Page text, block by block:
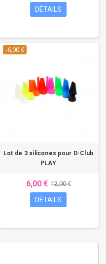
DÉTAILS
-6,00 €
Lot de 3 silicones pour D-Club
PLAY
6,00 € 12,00 €
DÉTAILS